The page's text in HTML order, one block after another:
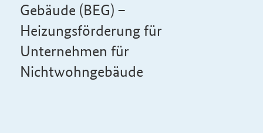
Gebäude (BEG) –
Heizungsförderung für
Unternehmen für
Nichtwohngebäude